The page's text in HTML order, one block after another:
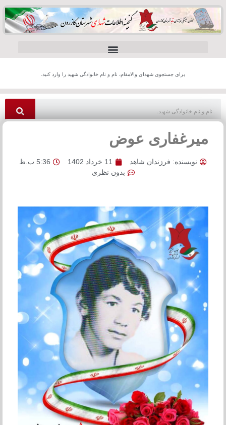
برای جستجوی شهدای والامقام، نام و نام خانوادگی شهید را وارد کنید.
میرغفاری عوض
نویسنده: فرزندان شاهد 11 خرداد 1402
5:36 ب.ظ
بدون نظری